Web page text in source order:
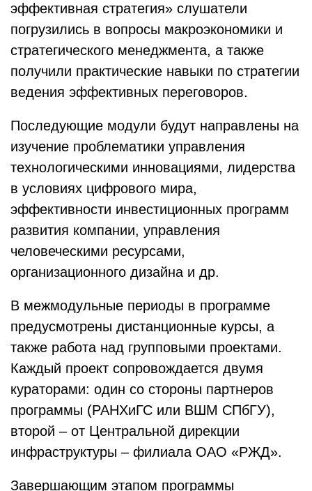
эффективная стратегия» слушатели
погрузились в вопросы макроэкономики и
стратегического менеджмента, а также
получили практические навыки по стратегии
ведения эффективных переговоров.
Последующие модули будут направлены на
изучение проблематики управления
технологическими инновациями, лидерства
в условиях цифрового мира,
эффективности инвестиционных программ
развития компании, управления
человеческими ресурсами,
организационного дизайна и др.
В межмодульные периоды в программе
предусмотрены дистанционные курсы, а
также работа над групповыми проектами.
Каждый проект сопровождается двумя
кураторами: один со стороны партнеров
программы (РАНХиГС или ВШМ СПбГУ),
второй – от Центральной дирекции
инфраструктуры – филиала ОАО «РЖД».
Завершающим этапом программы